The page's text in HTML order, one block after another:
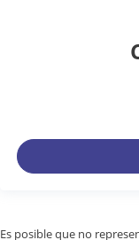
Es posible que no